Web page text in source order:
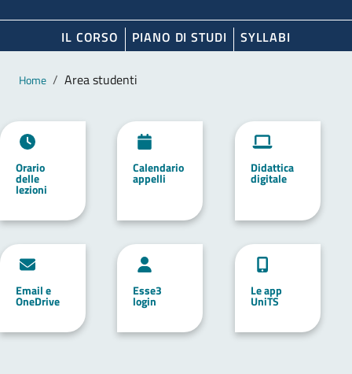
IL CORSO PIANO DI STUDI SYLLABI
Contenuto principale
Breadcrumb
Home Area studenti
Orario
delle
lezioni
Calendario
appelli
Didattica
digitale
Email e
OneDrive
Esse3
login
Le app
UniTS